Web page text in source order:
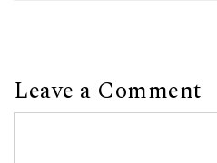
Leave a Comment